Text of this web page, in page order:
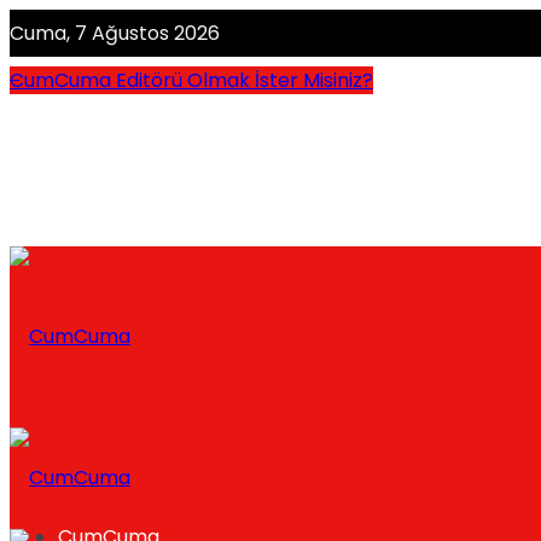
Cuma, 7 Ağustos 2026
CumCuma Editörü Olmak İster Misiniz?